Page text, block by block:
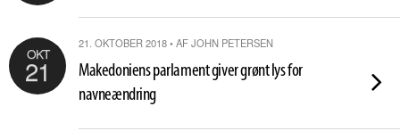
OKT
21
21. OKTOBER 2018 • AF JOHN PETERSEN
Makedoniens parlament giver grønt lys for
navneændring